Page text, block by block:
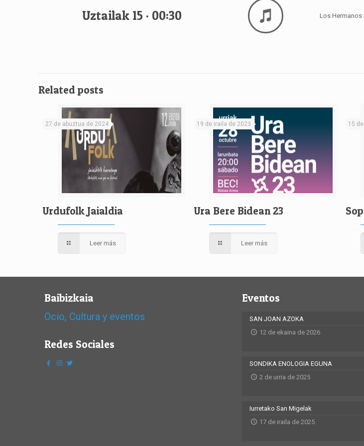
Uztailak 15 · 00:30 Los Hermanos
Related posts
27 de abuztua de 2024
Urdufolk Jaialdia
Leer más
19 de iraila de 2023
Ura Bere Bidean 23
Leer más
15
Baibizkaia
Ocio, Cultura y eventos
Redes Sociales
Eventos
SAN JOAN AZOKA
12 de ekaina de 2026
SONDIKA ENOLOGIA EGUNA
2 de urria de 2025
Iurretako San Migelak
17 de iraila de 2025